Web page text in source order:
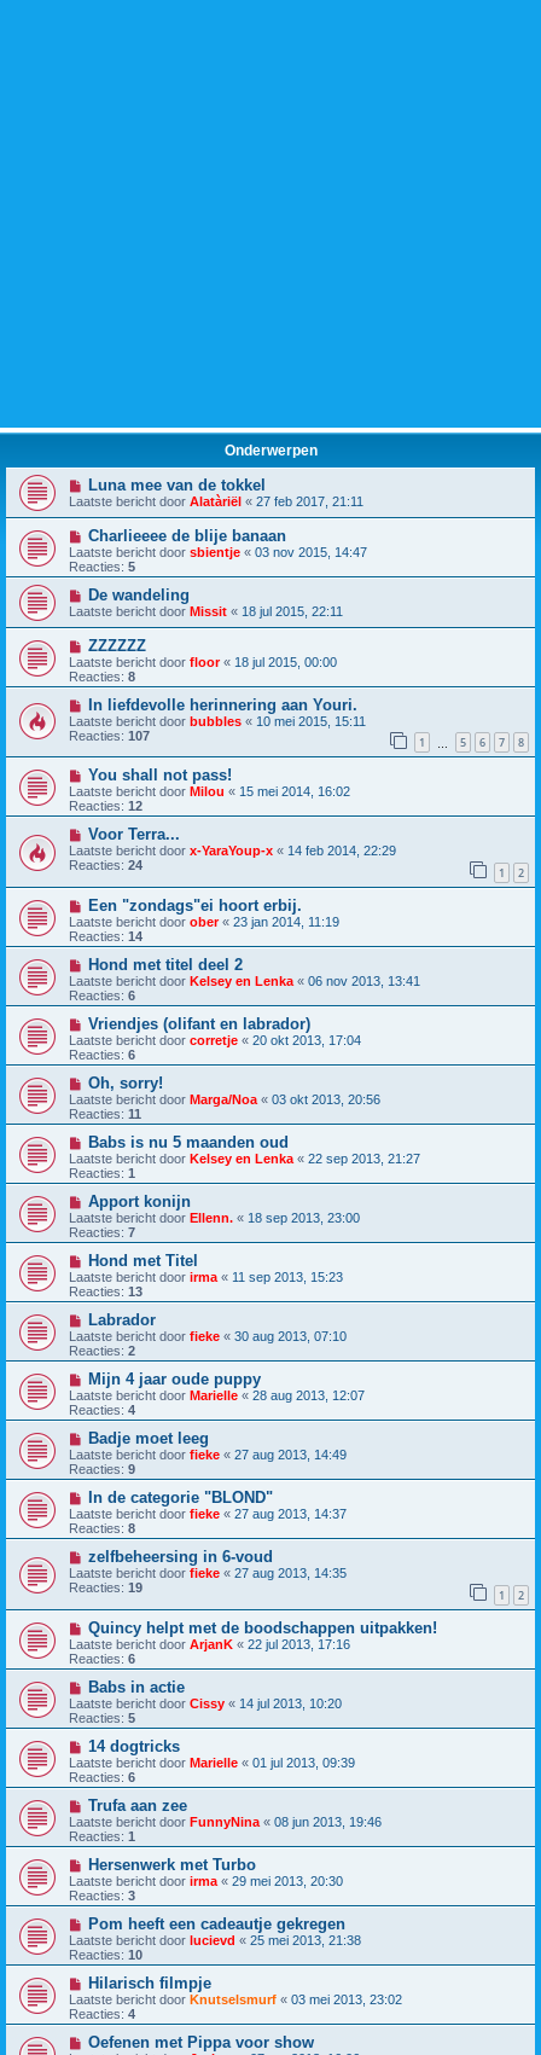
Onderwerpen
Luna mee van de tokkel
Laatste bericht door Alatàriël « 27 feb 2017, 21:11
Charlieeee de blije banaan
Laatste bericht door sbientje « 03 nov 2015, 14:47
Reacties: 5
De wandeling
Laatste bericht door Missit « 18 jul 2015, 22:11
ZZZZZZ
Laatste bericht door floor« 18 jul 2015, 00:00
Reacties: 8
In liefdevolle herinnering aan Youri.
Laatste bericht door bubbles « 10 mei 2015, 15:11
Reacties: 107 1 5 6 7 8
You shall not pass!
Laatste bericht door Milou « 15 mei 2014, 16:02
Reacties: 12
Voor Terra...
Laatste bericht door x-YaraYoup-x « 14 feb 2014, 22:29
Reacties: 24 1 2
Een "zondags"ei hoort erbij.
Laatste bericht door ober« 23 jan 2014, 11:19
Reacties: 14
Hond met titel deel 2
Laatste bericht door Kelsey en Lenka « 06 nov 2013, 13:41
Reacties: 6
Vriendjes (olifant en labrador)
Laatste bericht door corretje « 20 okt 2013, 17:04
Reacties: 6
Oh, sorry!
Laatste bericht door Marga/Noa « 03 okt 2013, 20:56
Reacties: 11
Babs is nu 5 maanden oud
Laatste bericht door Kelsey en Lenka « 22 sep 2013, 21:27
Reacties: 1
Apport konijn
Laatste bericht door Ellenn. « 18 sep 2013, 23:00
Reacties: 7
Hond met Titel
Laatste bericht door irma « 11 sep 2013, 15:23
Reacties: 13
Labrador
Laatste bericht door fieke « 30 aug 2013, 07:10
Reacties: 2
Mijn 4 jaar oude puppy
Laatste bericht door Marielle « 28 aug 2013, 12:07
Reacties: 4
Badje moet leeg
Laatste bericht door fieke « 27 aug 2013, 14:49
Reacties: 9
In de categorie "BLOND"
Laatste bericht door fieke « 27 aug 2013, 14:37
Reacties: 8
zelfbeheersing in 6-voud
Laatste bericht door fieke « 27 aug 2013, 14:35
Reacties: 19 1 2
Quincy helpt met de boodschappen uitpakken!
Laatste bericht door ArjanK « 22 jul 2013, 17:16
Reacties: 6
Babs in actie
Laatste bericht door Cissy « 14 jul 2013, 10:20
Reacties: 5
14 dogtricks
Laatste bericht door Marielle « 01 jul 2013, 09:39
Reacties: 6
Trufa aan zee
Laatste bericht door FunnyNina « 08 jun 2013, 19:46
Reacties: 1
Hersenwerk met Turbo
Laatste bericht door irma « 29 mei 2013, 20:30
Reacties: 3
Pom heeft een cadeautje gekregen
Laatste bericht door lucievd « 25 mei 2013, 21:38
Reacties: 10
Hilarisch filmpje
Laatste bericht door Knutselsmurf « 03 mei 2013, 23:02
Reacties: 4
Oefenen met Pippa voor show